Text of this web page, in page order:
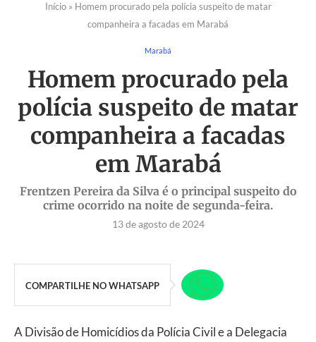
Início» Homem procurado pela polícia suspeito de matar
companheira a facadas em Marabá
Marabá
Homem procurado pela
polícia suspeito de matar
companheira a facadas
em Marabá
Frentzen Pereira da Silva é o principal suspeito do
crime ocorrido na noite de segunda-feira.
13 de agosto de 2024
COMPARTILHE NO WHATSAPP
A Divisão de Homicídios da Polícia Civil e a Delegacia